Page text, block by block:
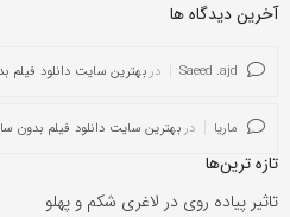
آخرین دیدگاه ها
Saeed .ajd دربهترین سایت دانلود فیلم
ماریا دربهترین سایت دانلود فیلم بدون
تازه ترین‌ها
تاثیر پیاده روی در لاغری شکم و پهلو